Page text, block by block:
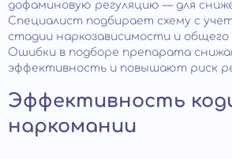
дофаминовую регуляцию — для
Специалист подбирает схему с
стадии наркозависимости и общего
Ошибки в подборе препарата
эффективность и повышают риск
Эффективность
наркомании